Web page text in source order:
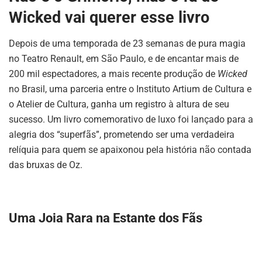
Wicked vai querer esse livro
Depois de uma temporada de 23 semanas de pura magia
no Teatro Renault, em São Paulo, e de encantar mais de
200 mil espectadores, a mais recente produção de Wicked
no Brasil, uma parceria entre o Instituto Artium de Cultura e
o Atelier de Cultura, ganha um registro à altura de seu
sucesso. Um livro comemorativo de luxo foi lançado para a
alegria dos “superfãs”, prometendo ser uma verdadeira
relíquia para quem se apaixonou pela história não contada
das bruxas de Oz.
Uma Joia Rara na Estante dos Fãs